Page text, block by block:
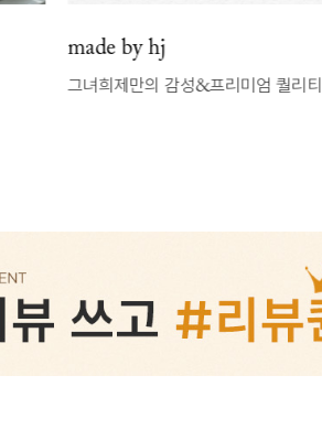
made by hj
그녀희제만의 감성&프리미엄 퀄리